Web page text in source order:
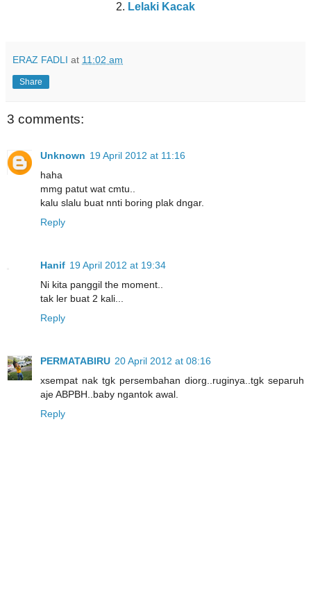
2. Lelaki Kacak
ERAZ FADLI at 11:02 am
Share
3 comments:
Unknown 19 April 2012 at 11:16
haha
mmg patut wat cmtu..
kalu slalu buat nnti boring plak dngar.
Reply
Hanif 19 April 2012 at 19:34
Ni kita panggil the moment..
tak ler buat 2 kali...
Reply
PERMATABIRU 20 April 2012 at 08:16
xsempat nak tgk persembahan diorg..ruginya..tgk separuh
aje ABPBH..baby ngantok awal.
Reply